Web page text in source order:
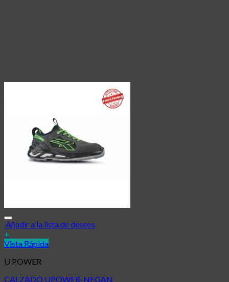
Añadir a la lista de deseos
+
Vista Rápida
U POWER
CALZADO UPOWER-NEGAN